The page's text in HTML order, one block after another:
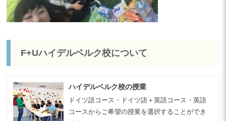
F+Uハイデルベルク校について
ハイデルベルク校の授業
ドイツ語コース・ドイツ語＋英語コース・英語
コースからご希望の授業を選択することができ